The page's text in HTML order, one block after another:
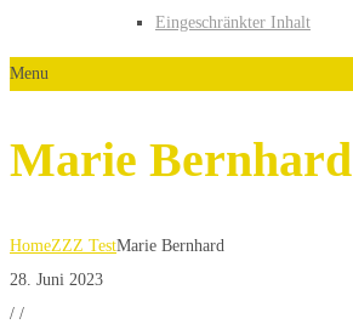
Eingeschränkter Inhalt
Menu
Marie Bernhard
HomeZZZ TestMarie Bernhard
28. Juni 2023
/ /